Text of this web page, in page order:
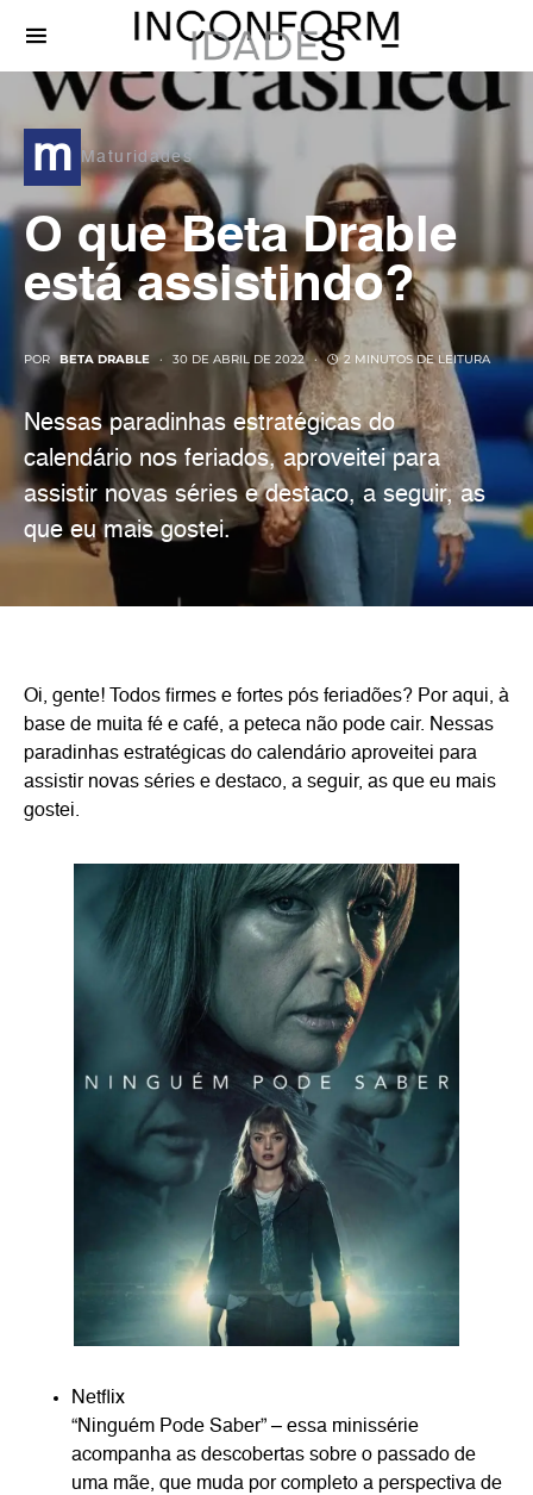
m Maturidades
O que Beta Drable
está assistindo?
POR BETA DRABLE 30 DE ABRIL DE 2022 2 MINUTOS DE LEITURA
Nessas paradinhas estratégicas do
calendário nos feriados, aproveitei para
assistir novas séries e destaco, a seguir, as
que eu mais gostei.
Oi, gente! Todos firmes e fortes pós feriadões? Por aqui, à
base de muita fé e café, a peteca não pode cair. Nessas
paradinhas estratégicas do calendário aproveitei para
assistir novas séries e destaco, a seguir, as que eu mais
gostei.
Netflix
“Ninguém Pode Saber” – essa minissérie
acompanha as descobertas sobre o passado de
uma mãe, que muda por completo a perspectiva de